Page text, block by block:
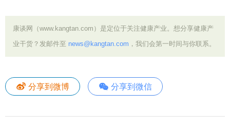
康谈网（www.kangtan.com）是定位于关注健康产业。想分享健康产
业干货？发邮件至 news@kangtan.com ，我们会第一时间与你联系。
分享到微博 分享到微信